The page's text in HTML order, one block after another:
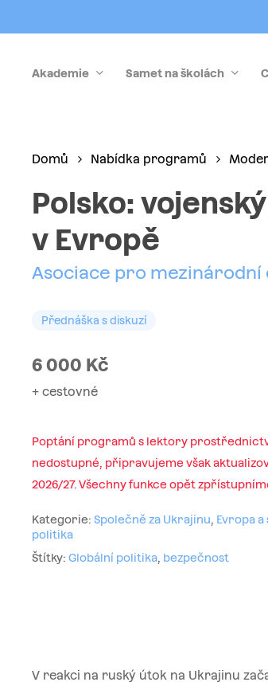
to
contentAkademie Samet na školách
Domů Nabídka programů
Polsko:
v Evropě
Asociace pro mezinárodní
Přednáška s diskuzí
6 000 Kč
+ cestovné
Poptání programů s lektory
nedostupné, připravujeme však
2026/27. Všechny funkce opět
Kategorie:Společně za Ukrajinu, Evropa a
politika
Štítky:Globální politika, bezpečnost
V reakci na ruský útok na Ukrajinu